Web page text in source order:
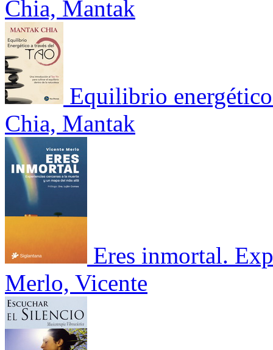
Chia, Mantak
Equilibrio
Chia, Mantak
Eres inmortal.
Merlo, Vicente